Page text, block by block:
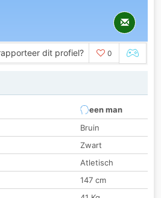
dit profiel? 0
een man
Bruin
Zwart
Atletisch
147 cm